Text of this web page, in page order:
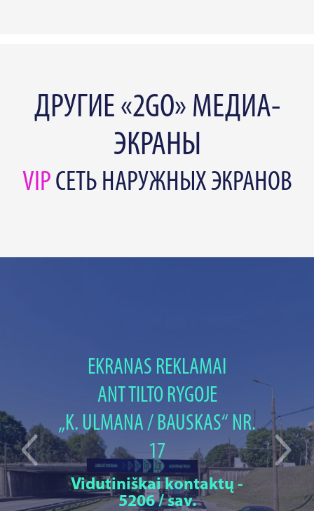
ДРУГИЕ «2GO» МЕДИА-
ЭКРАНЫ
VIP СЕТЬ НАРУЖНЫХ ЭКРАНОВ
EKRANAS REKLAMAI
ANT TILTO RYGOJE
„K. ULMANA / BAUSKAS“ NR.
17
Vidutiniškai kontaktų -
5206 / sav.